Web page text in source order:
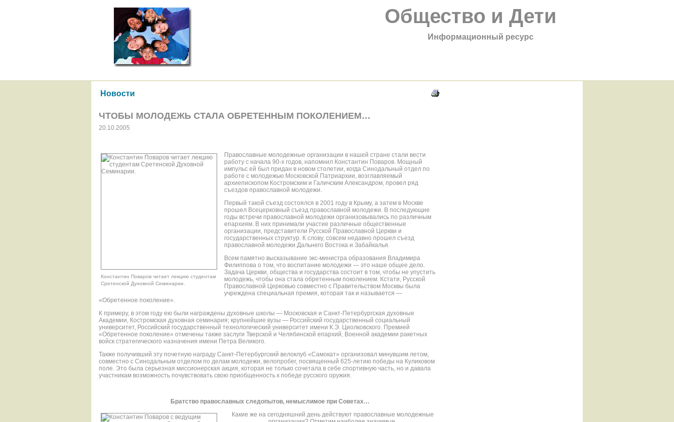
Общество и Дети
Информационный ресурс
Новости
ЧТОБЫ МОЛОДЕЖЬ СТАЛА ОБРЕТЕННЫМ ПОКОЛЕНИЕМ…
20.10.2005
Константин Поваров читает лекцию студентам
Сретенской Духовной Семинарии.
Православные молодежные организации в нашей стране стали вести
работу с начала 90-х годов, напомнил Константин Поваров. Мощный
импульс ей был придан в новом столетии, когда Синодальный отдел по
работе с молодежью Московской Патриархии, возглавляемый
архиепископом Костромским и Галичским Александром, провел ряд
съездов православной молодежи.
Первый такой съезд состоялся в 2001 году в Крыму, а затем в Москве
прошел Всецерковный съезд православной молодежи. В последующие
годы встречи православной молодежи организовывались по различным
епархиям. В них принимали участие различные общественные
организации, представители Русской Православной Церкви и
государственных структур. К слову, совсем недавно прошел съезд
православной молодежи Дальнего Востока и Забайкалья.
Всем памятно высказывание экс-министра образования Владимира
Филиппова о том, что воспитание молодежи — это наше общее дело.
Задача Церкви, общества и государства состоит в том, чтобы не упустить
молодежь, чтобы она стала обретенным поколением. Кстати, Русской
Православной Церковью совместно с Правительством Москвы была
учреждена специальная премия, которая так и называется —
«Обретенное поколение».
К примеру, в этом году ею были награждены духовные школы — Московская и Санкт-Петербургская духовные
Академии, Костромская духовная семинария; крупнейшие вузы — Российский государственный социальный
университет, Российский государственный технологический университет имени К.Э. Циолковского. Премией
«Обретенное поколение» отмечены также заслуги Тверской и Челябинской епархий, Военной академии ракетных
войск стратегического назначения имени Петра Великого.
Также получивший эту почетную награду Санкт-Петербургский велоклуб «Самокат» организовал минувшим летом,
совместно с Синодальным отделом по делам молодежи, велопробег, посвященный 625-летию победы на Куликовом
поле. Это была серьезная миссионерская акция, которая не только сочетала в себе спортивную часть, но и давала
участникам возможность почувствовать свою приобщенность к победе русского оружия.
Братство православных следопытов, немыслимое при Советах…
Какие же на сегодняшний день действуют православные молодежные